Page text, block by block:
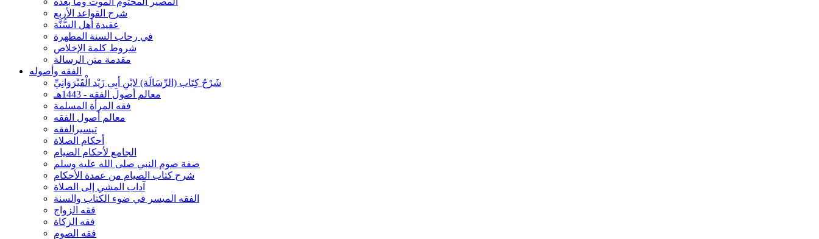
شرح القواعد الأربع
عقيدة أهل السُّنَّة
في رحاب السنة المطهرة
شروط كلمة الإخلاص
مقدمة متن الرسالة
الفقه وأصوله
شَرْحُ كِتَاب (الرِّسَالَة) لابْنِ أبِي زَيْد الْقَيْرَوَانِيِّ
معالم أصول الفقه - 1443هـ
فقه المرأة المسلمة
معالم أصول الفقه
تيسيرالفقه
أحكام الصلاة
الجامع لأحكام الصيام
صفة صوم النبي صلى الله عليه وسلم
شرح كتاب الصيام من عمدة الأحكام
آداب المشي إلى الصلاة
الفقه الميسر في ضوء الكتاب والسنة
فقه الزواج
فقه الزكاة
فقه الصوم